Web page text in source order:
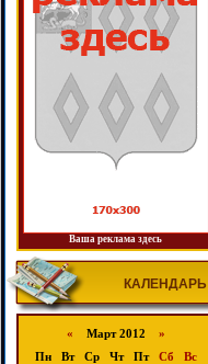
Ваша реклама здесь
КАЛЕНДАРЬ
« Март 2012 »
Пн
Вт Ср Чт Пт Сб
Вс